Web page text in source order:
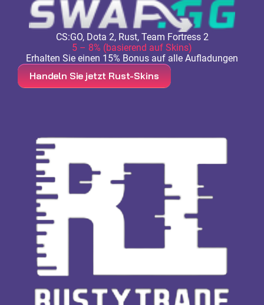
CS:GO, Dota 2, Rust, Team Fortress 2
5 – 8% (basierend auf Skins)
Erhalten Sie einen 15% Bonus auf alle Aufladungen
Handeln Sie jetzt Rust-Skins